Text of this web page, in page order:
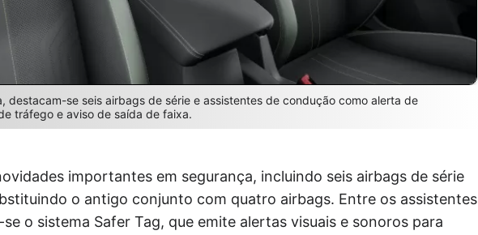
destacam-se seis airbags de série e assistentes de condução como alerta de
tráfego e aviso de saída de faixa.
importantes em segurança, incluindo seis airbags de série
o antigo conjunto com quatro airbags. Entre os assistentes
o sistema Safer Tag, que emite alertas visuais e sonoros para